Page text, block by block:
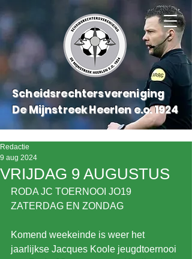
Scheidsrechtersvereniging
De Mijnstreek Heerlen e.o.1924
VRIJDAG 9 AUGUSTUS
Redactie
9 aug 2024
RODA JC TOERNOOI JO19
ZATERDAG EN ZONDAG
Komend weekeinde is weer het
jaarlijkse Jacques Koole jeugdtoernooi